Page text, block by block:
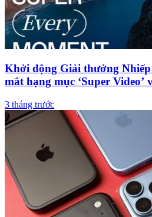
Khởi động Giải thưởng
mắt hạng mục ‘Super
3 tháng trước